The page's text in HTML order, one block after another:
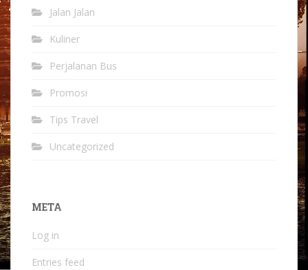
Jalan Jalan
Kuliner
Perjalanan Bus
Promosi
Tips Travel
Uncategorized
META
Log in
Entries feed